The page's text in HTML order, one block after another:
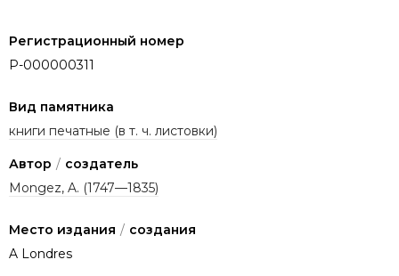
Регистрационный номер
P-000000311
Вид памятника
книги печатные (в т. ч. листовки)
Автор / создатель
Mongez, A. (1747—1835)
Место издания / создания
A Londres